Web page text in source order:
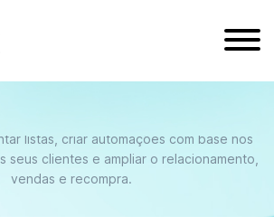
Miolo cresceu em 55% a
do e-mail marketing na
receita total
listas, criar automações com base nos
seus clientes e ampliar o relacionamento,
vendas e recompra.